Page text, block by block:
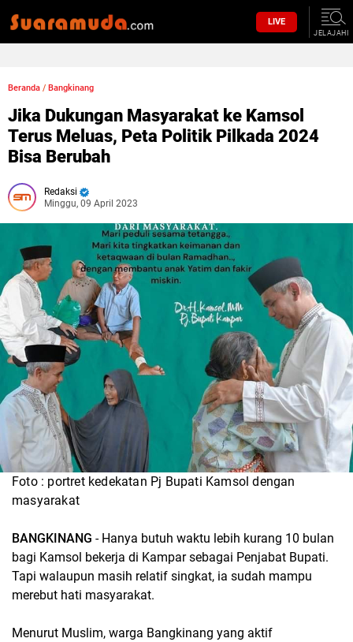
LIVE
JELAJAHI
Beranda / Bangkinang
Jika Dukungan Masyarakat ke Kamsol
Terus Meluas, Peta Politik Pilkada 2024
Bisa Berubah
Redaksi
Minggu, 09 April 2023
Foto : portret kedekatan Pj Bupati Kamsol dengan
masyarakat
BANGKINANG - Hanya butuh waktu lebih kurang 10 bulan
bagi Kamsol bekerja di Kampar sebagai Penjabat Bupati.
Tapi walaupun masih relatif singkat, ia sudah mampu
merebut hati masyarakat.
Menurut Muslim, warga Bangkinang yang aktif